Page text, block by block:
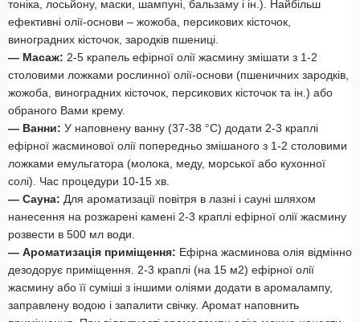
тоніка, лосьйону, маски, шампуні, бальзаму і ін.). Найбільш
ефективні олії-основи – жожоба, персикових кісточок,
виноградних кісточок, зародків пшениці.
— Масаж: 2-5 крапель ефірної олії жасмину змішати з 1-2
столовими ложками рослинної олії-основи (пшеничних зародків,
жожоба, виноградних кісточок, персикових кісточок та ін.) або
обраного Вами крему.
— Ванни: У наповнену ванну (37-38 °С) додати 2-3 краплі
ефірної жасминової олії попередньо змішаного з 1-2 столовими
ложками емульгатора (молока, меду, морської або кухонної
солі). Час процедури 10-15 хв.
— Сауна: Для ароматизації повітря в лазні і сауні шляхом
нанесення на розжарені камені 2-3 краплі ефірної олії жасмину
розвести в 500 мл води.
— Ароматизація приміщення: Ефірна жасминова олія відмінно
дезодорує приміщення. 2-3 краплі (на 15 м2) ефірної олії
жасмину або її суміші з іншими оліями додати в аромалампу,
заправлену водою і запалити свічку. Аромат наповнить